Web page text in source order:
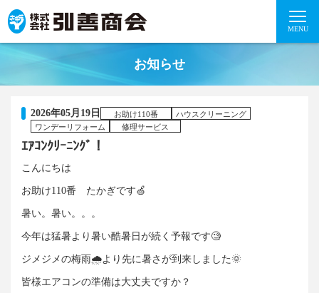
MENU
お知らせ
2026年05月19日 お助け110番
ハウスクリーニング
ワンデーリフォーム
修理サービス
ｴｱｺﾝｸﾘｰﾆﾝｸﾞ！
こんにちは
お助け110番 たかぎです🍏
暑い。暑い。。。
今年は猛暑より暑い酷暑日が続く予報です🧐
ジメジメの梅雨🌧️より先に暑さが到来しました🌞
皆様エアコンの準備は大丈夫ですか？